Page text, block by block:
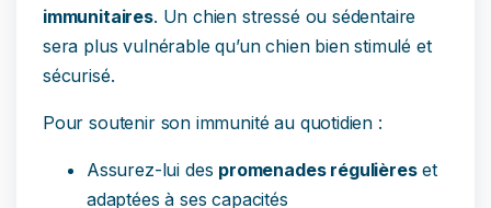
immunitaires. Un chien stressé ou sédentaire
sera plus vulnérable qu’un chien bien stimulé et
sécurisé.
Pour soutenir son immunité au quotidien :
Assurez-lui des promenades régulièreset
adaptées à ses capacités